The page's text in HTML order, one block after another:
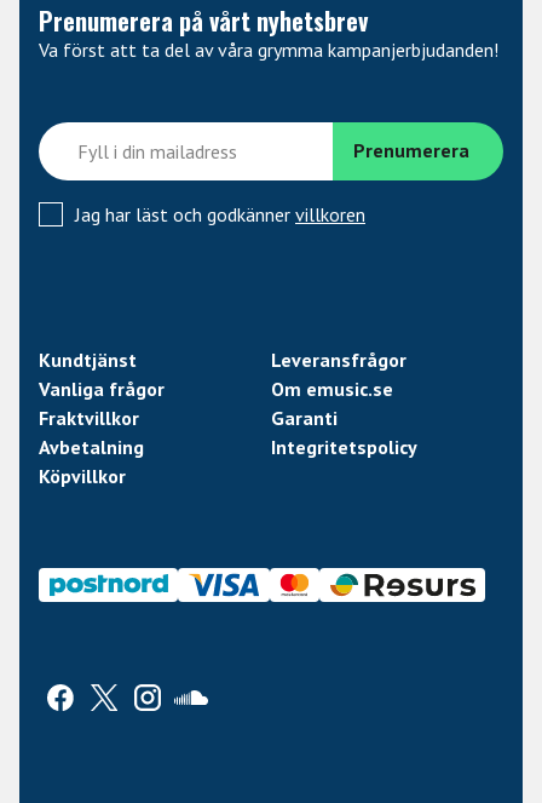
Prenumerera på vårt nyhetsbrev
Va först att ta del av våra grymma kampanjerbjudanden!
Jag har läst och godkänner villkoren
Kundtjänst
Leveransfrågor
Vanliga frågor
Om emusic.se
Fraktvillkor
Garanti
Avbetalning
Integritetspolicy
Köpvillkor